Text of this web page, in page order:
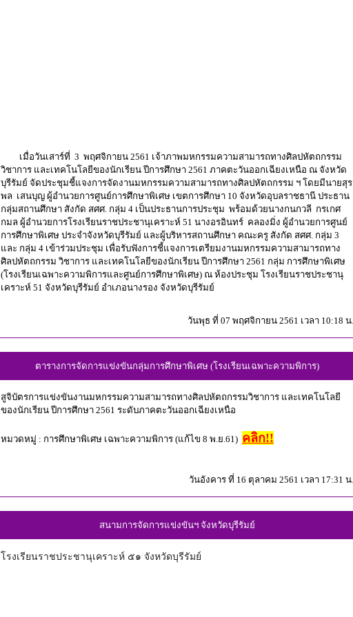
เมื่อวันเสาร์ที่ 3 พฤศจิกายน 2561 เจ้าภาพมหกรรมความสามารถทางศิลปหัตถกรรม
วิชาการ และเทคโนโลยีของนักเรียน ปีการศึกษา 2561 ภาคตะวันออกเฉียงเหนือ ณ จังหวัด
บุรีรัมย์ จัดประชุมชี้แจงการจัดงานมหกรรมความสามารถทางศิลปหัตถกรรม ฯ โดยมีนายสุร
พล เสนบุญ ผู้อำนวยการศูนย์การศึกษาพิเศษ เขตการศึกษา 10 จังหวัดอุบลราชธานี ประธาน
กลุ่มสถานศึกษา สังกัด สศศ. กลุ่ม 4 เป็นประธานการประชุม พร้อมด้วยนางกนกวลี กรเกศ
กมล ผู้อำนวยการโรงเรียนราชประชานุเคราะห์ 51 นางอรอินทร์ คลองมิ่ง ผู้อำนวยการศูนย์
การศึกษาพิเศษ ประจำจังหวัดบุรีรัมย์ และผู้บริหารสถานศึกษา คณะครู สังกัด สศศ. กลุ่ม 3
และ กลุ่ม 4 เข้าร่วมประชุม เพื่อรับฟังการชี้แจงการเตรียมงานมหกรรมความสามารถทาง
ศิลปหัตถกรรม วิชาการ และเทคโนโลยีของนักเรียน ปีการศึกษา 2561 กลุ่ม การศึกษาพิเศษ
(โรงเรียนเฉพาะความพิการและศูนย์การศึกษาพิเศษ) ณ ห้องประชุม โรงเรียนราชประชานุ
เคราะห์ 51 จังหวัดบุรีรัมย์ อำเภอนางรอง จังหวัดบุรีรัมย์
วันพุธ ที่ 07 พฤศจิกายน 2561 เวลา 10:18 น.
ตารางการจัดการแข่งขันกลุ่มการศึกษาพิเศษ (โรงเรียนเฉพาะความพิการ)
สูจิบัตรการแข่งขันงานมหกรรมความสามารถทางศิลปหัตถกรรมวิชาการ และเทคโนโลยี
ของนักเรียน ปีการศึกษา 2561 ระดับภาคตะวันออกเฉียงเหนือ
หมวดหมู่ : การศึกษาพิเศษ เฉพาะความพิการ (แก้ไข 8 พ.ย.61) คลิก!!
วันอังคาร ที่ 16 ตุลาคม 2561 เวลา 17:31 น.
สนามการจัดการแข่งขันฯ จังหวัดบุรีรัมย์
โรงเรียนราชประชานุเคราะห์ ๕๑ จังหวัดบุรีรัมย์